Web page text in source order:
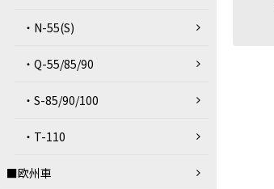
・N-55(S)
・Q-55/85/90
・S-85/90/100
・T-110
■欧州車